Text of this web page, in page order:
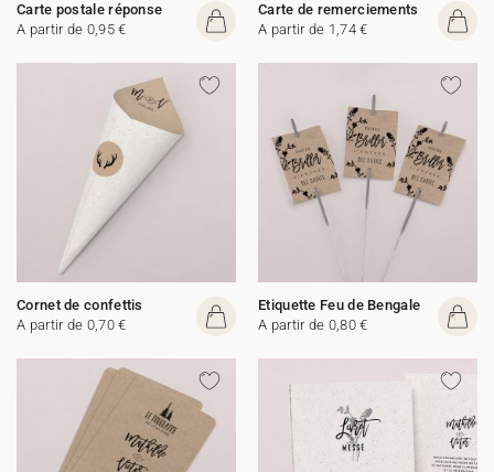
Carte postale réponse
A partir de 0,95 €
Carte de remerciements
A partir de 1,74 €
Cornet de confettis
A partir de 0,70 €
Etiquette Feu de Bengale
A partir de 0,80 €